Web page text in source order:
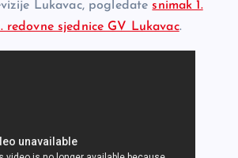
Lukavac, pogledate snimak 1.
redovne sjednice GV Lukavac.